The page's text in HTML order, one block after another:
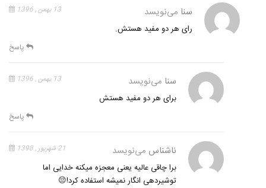
سنا می‌نویسد 13 بهمن , 1396
رای هر دو مفید هستش.
پاسخ
سنا می‌نویسد 13 بهمن , 1396
برای هر دو مفید هستش
پاسخ
ناشناس می‌نویسد 21 شهریور , 1398
برا چاقی عالیه یعنی معجزه میکنه خدایی اما
توشیردهی انگار نمیشه استفاده کرد!😔